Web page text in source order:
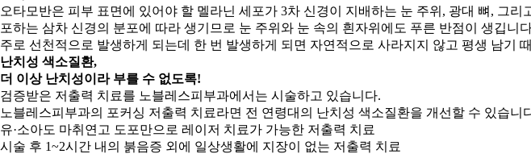
오타모반은 피부 표면에 있어야 할 멜라닌 세포가 3차 신경이 지배하는 눈 주위, 광대 뼈, 그
포하는 삼차 신경의 분포에 따라 생기므로 눈 주위와 눈 속의 흰자위에도 푸른 반점이 생깁니
주로 선천적으로 발생하게 되는데 한 번 발생하게 되면 자연적으로 사라지지 않고 평생 남기
난치성 색소질환,
더 이상 난치성이라 부를 수 없도록!
검증받은 저출력 치료를 노블레스피부과에서는 시술하고 있습니다.
노블레스피부과의 포커싱 저출력 치료라면 전 연령대의 난치성 색소질환을 개선할 수 있습니
유·소아도 마취연고 도포만으로 레이저 치료가 가능한 저출력 치료
시술 후 1~2시간 내의 붉음증 외에 일상생활에 지장이 없는 저출력 치료